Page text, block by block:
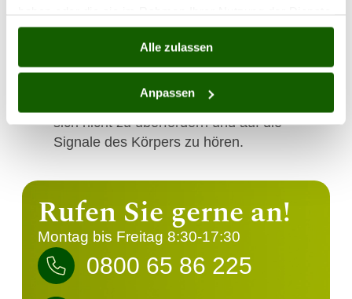
gesammelt haben.
Alle zulassen
Anpassen
Training mehr Spaß und die Motivation
Anpassung der Übungen: Achten Sie
Fitnesslevel anzupassen. Es ist wichtig,
sich nicht zu überfordern und auf die
Signale des Körpers zu hören.
Rufen Sie gerne an!
Montag bis Freitag 8:30-17:30
0800 65 86 225